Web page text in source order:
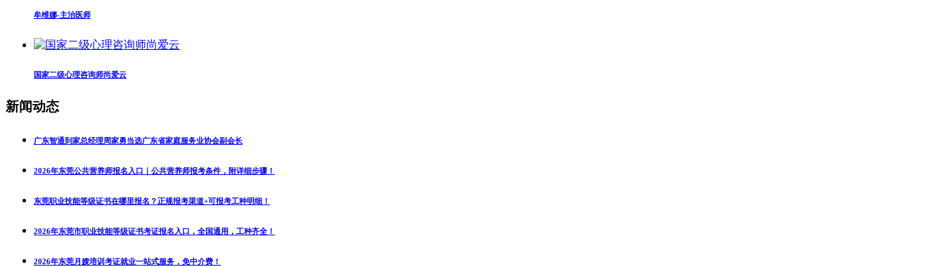
牟维娜-主治医师
国家二级心理咨询师尚爱云
新闻动态
广东智通到家总经理周家勇当选广东省家庭服务业协会副会长
2026年东莞公共营养师报名入口｜公共营养师报考条件，附详细步骤！
东莞职业技能等级证书在哪里报名？正规报考渠道+可报考工种明细！
2026年东莞市职业技能等级证书考证报名入口，全国通用，工种齐全！
2026年东莞月嫂培训考证就业一站式服务，免中介费！